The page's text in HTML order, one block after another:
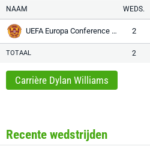
NAAM WEDS.
UEFA Europa Conference League 2
TOTAAL 2
Carrière Dylan Williams
Recente wedstrijden